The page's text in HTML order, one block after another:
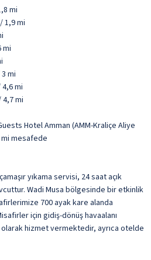
mi
1,9 mi
mi
mi
4,6 mi
4,7 mi
Hotel Amman (AMM-Kraliçe Aliye
mi mesafede
yıkama servisi, 24 saat açık
Wadi Musa bölgesinde bir etkinlik
700 ayak kare alanda
için gidiş-dönüş havaalanı
hizmet vermektedir, ayrıca otelde